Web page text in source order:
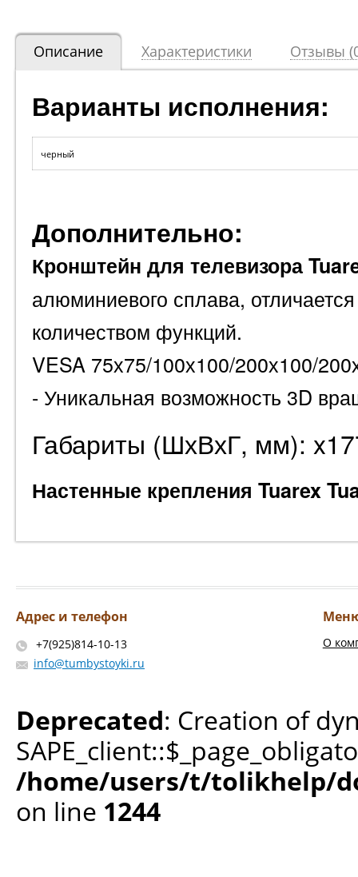
Описание Характеристики Отзывы
Варианты исполнения:
черный
Дополнительно:
Кронштейн для телевизора
алюминиевого сплава,
количеством функций.
VESA 75х75/100х100/200х100/
- Уникальная возможность 3D
Габариты (ШхВхГ, мм):
Настенные крепления Tuarex
Адрес и телефон
+7(925)814-10-13
info@tumbystoyki.ru
О
Deprecated: Creation of
/home/users/t/tolikhelp/
on line 1244